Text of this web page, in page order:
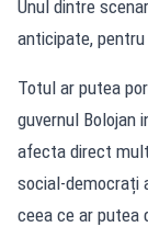
Unul dintre
anticipate, pentru
Totul ar putea
guvernul Bolojan
afecta direct
social-democrați
ceea ce ar putea